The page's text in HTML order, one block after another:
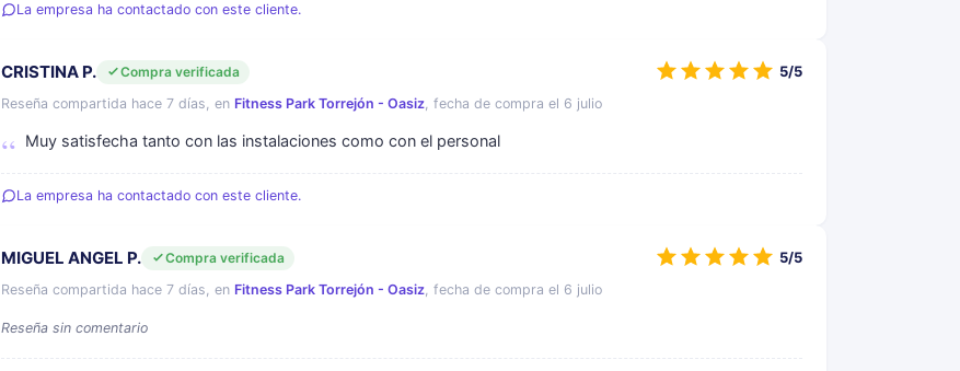
La empresa ha contactado con este cliente.
CRISTINA P.
Compra verificada
Reseña compartida hace 7 días, en Fitness Park Torrejón - Oasiz, fecha de compra el 6 julio
Muy satisfecha tanto con las instalaciones como con el personal
5/5
La empresa ha contactado con este cliente.
MIGUEL ANGEL P.
Compra verificada
Reseña compartida hace 7 días, en Fitness Park Torrejón - Oasiz, fecha de compra el 6 julio
Reseña sin comentario
5/5